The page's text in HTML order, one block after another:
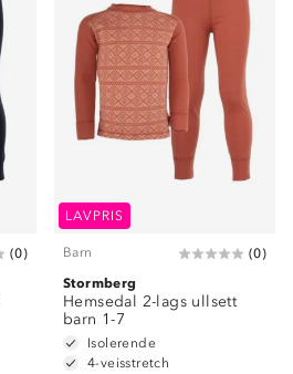
(0)
LAVPRIS
Barn (0)
Stormberg
Hemsedal 2-lags ullsett
barn 1-7
Isolerende
4-veisstretch